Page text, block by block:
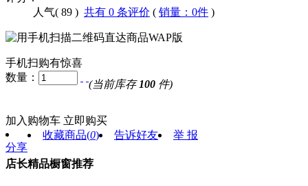
人气( 89 ) 共有 0 条评价 ( 销量：0件 )
手机扫购有惊喜
数量：
(当前库存 100 件)
加入购物车 立即购买
分享
收藏商品(0) 告诉好友 举 报
店长精品橱窗推荐